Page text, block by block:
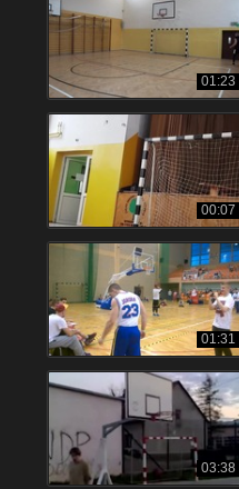
01:23
00:07
01:31
03:38